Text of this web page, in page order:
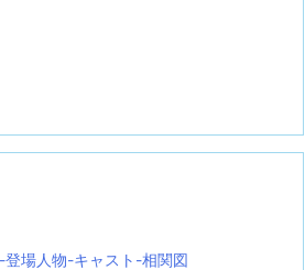
場人物-キャスト-相関図